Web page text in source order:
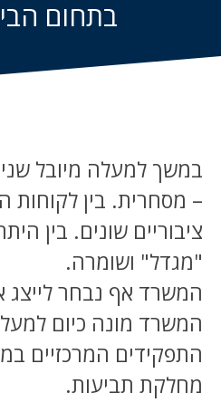
בתחום
במשך למעלה מיובל
– מסחרית. בין לקוחות
ציבוריים שונים. בין
"מגדל" ושומרה.
המשרד אף נבחר לייצג
המשרד מונה כיום
התפקידים המרכזיים
מחלקת תביעות.